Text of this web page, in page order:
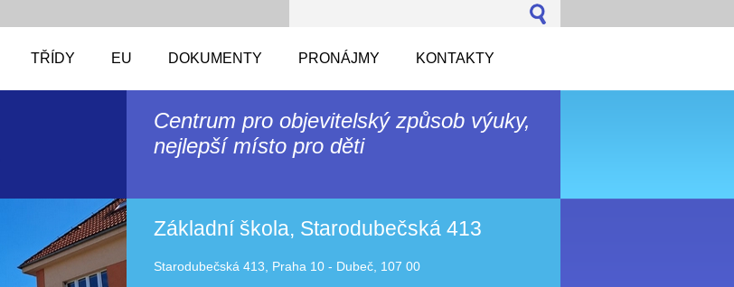
TŘÍDY EU DOKUMENTY PRONÁJMY KONTAKTY
Centrum pro objevitelský způsob výuky,
nejlepší místo pro děti
Základní škola, Starodubečská 413
Starodubečská 413, Praha 10 - Dubeč, 107 00